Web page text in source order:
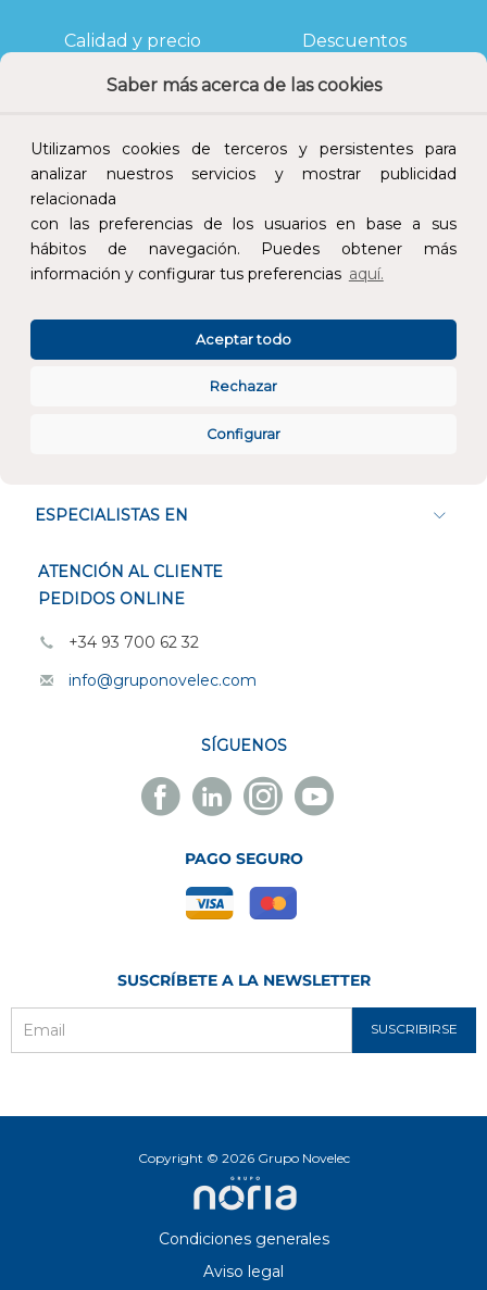
Saber más acerca de las cookies
Utilizamos cookies de terceros y persistentes para
analizar nuestros servicios y mostrar publicidad
relacionada
con las preferencias de los usuarios en base a sus
hábitos de navegación. Puedes obtener más
información y configurar tus preferencias aquí.
Configurar
Rechazar
Aceptar todo
Calidad y precio Descuentos
Devoluciones Pago seguro
ESPECIALISTAS EN
ATENCIÓN AL CLIENTE
PEDIDOS ONLINE
+34 93 700 62 32
info@gruponovelec.com
SÍGUENOS
Facebook
Novelec
Linkedin
Novelec
Instagram
Novelec
Youtube
Novelec
PAGO SEGURO
SUSCRÍBETE A LA NEWSLETTER
SUSCRIBIRSE
Copyright © 2026 Grupo Novelec
Condiciones generales
Aviso legal